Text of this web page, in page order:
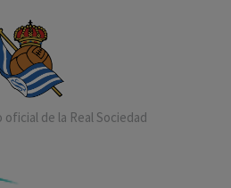
oficial de la Real Sociedad